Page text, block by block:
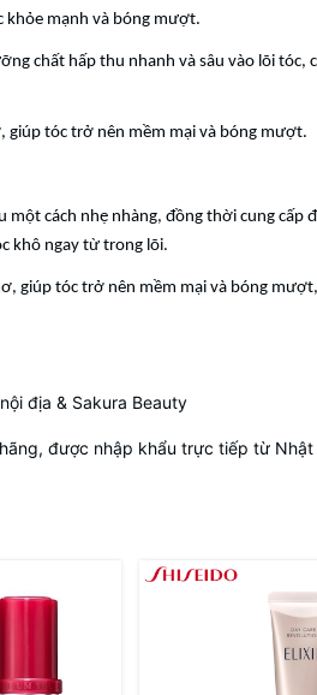
khỏe mạnh và bóng mượt.
chất hấp thu nhanh và sâu vào lõi tóc,
giúp tóc trở nên mềm mại và bóng mượt.
một cách nhẹ nhàng, đồng thời cung cấp
khô ngay từ trong lõi.
giúp tóc trở nên mềm mại và bóng mượt,
địa & Sakura Beauty
được nhập khẩu trực tiếp từ Nhật